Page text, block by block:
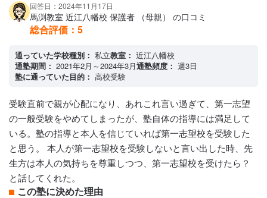
ック高等学校
講師陣の特徴
大学生ではなく、しっかりとされた先生ばかりでとても親身
になって下さる親としては安心出来る方ばかりです。気にな
ることやわからないことは親も子どももいつでもアプリや対
面でも質問出来ますし、丁寧に返信や答えて下さいます。自
習室を子どもが利用することが多いのですが、わからないこ
とは自習室から出れば先生がおられたら質問したり、教えて
いただけるのでとても親切ですが、もう少し先生の人数がい
らしたらと思うことがあります
カリキュラムについて
クラスによって違うのですが、レベルは高いと思っていま
す。しかし他の塾と比べてそんなに差はないと思いますが保
回答日：2024年11月17日
馬渕教室 近江八幡校 保護者 （母親） の口コミ
総合評価： 5
通っていた学校種別： 私立教室： 近江八幡校
通塾期間： 2021年2月～2024年3月通塾頻度： 週3日
塾に通っていた目的： 高校受験
受験直前で親が心配になり、あれこれ言い過ぎて、第一志望
の一般受験をやめてしまったが、塾自体の指導には満足して
いる。塾の指導と本人を信じていれば第一志望校を受験した
と思う。 本人が第一志望校を受験しないと言い出した時、先
生方は本人の気持ちを尊重しつつ、第一志望校を受けたら？
と話してくれた。
この塾に決めた理由